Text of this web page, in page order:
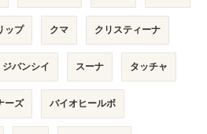
ップ クマ クリスティーナ
ジバンシイ スーナ タッチャ
ーズ バイオヒールボ